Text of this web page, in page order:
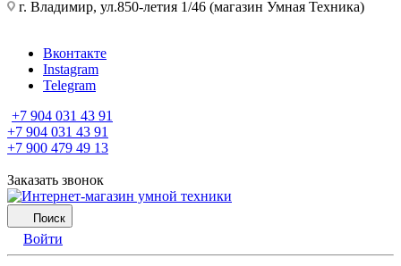
г. Владимир, ул.850-летия 1/46 (магазин Умная Техника)
Вконтакте
Instagram
Telegram
+7 904 031 43 91
+7 904 031 43 91
+7 900 479 49 13
Заказать звонок
Поиск
Войти